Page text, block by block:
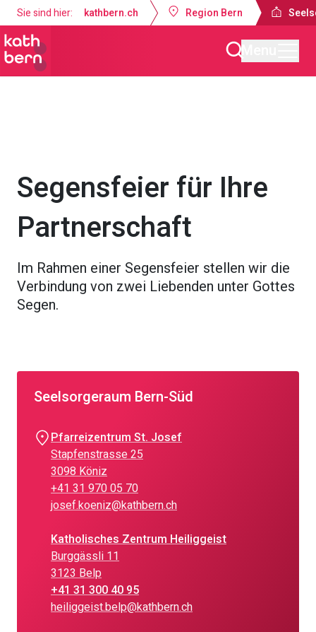
Sie sind hier: kathbern.ch Region Bern
Segensfeier für Ihre
Partnerschaft
Im Rahmen einer Segensfeier stellen wir die
Verbindung von zwei Liebenden unter Gottes
Segen.
Seelsorgeraum Bern-Süd
Pfarreizentrum St. Josef
Stapfenstrasse 25
3098 Köniz
+41 31 970 05 70
josef.koeniz@kathbern.ch
Katholisches Zentrum Heiliggeist
Burggässli 11
3123 Belp
+41 31 300 40 95
heiliggeist.belp@kathbern.ch